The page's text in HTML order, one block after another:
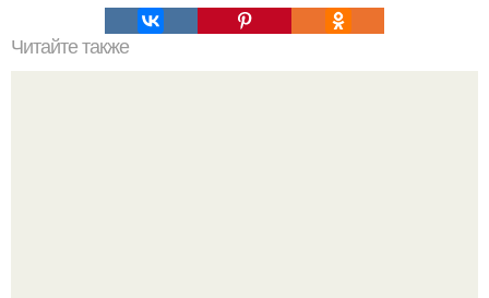
Читайте также